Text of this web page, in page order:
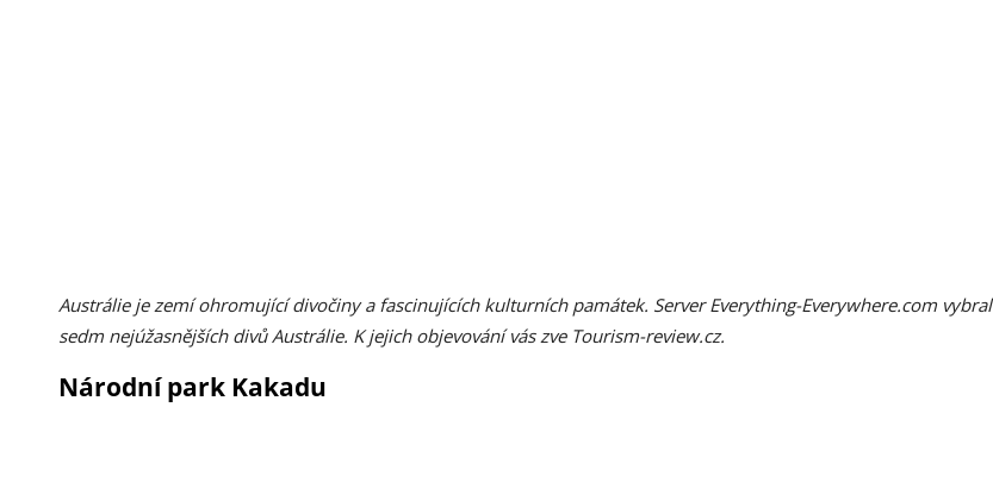
Austrálie je zemí ohromující divočiny a fascinujících kulturních památek. Server Everything-Everywhere.com vybral
sedm nejúžasnějších divů Austrálie. K jejich objevování vás zve Tourism-review.cz.
Národní park Kakadu